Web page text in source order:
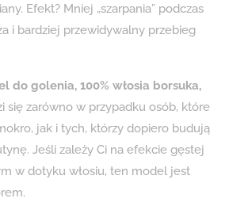
Efekt? Mniej „szarpania” podczas
i bardziej przewidywalny przebieg
do golenia, 100% włosia borsuka,
się zarówno w przypadku osób, które
jak i tych, którzy dopiero budują
Jeśli zależy Ci na efekcie gęstej
w dotyku włosiu, ten model jest